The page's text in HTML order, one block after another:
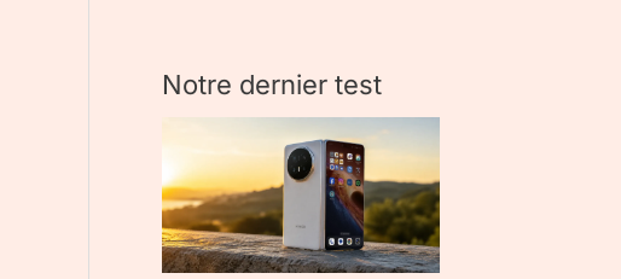
Notre dernier test